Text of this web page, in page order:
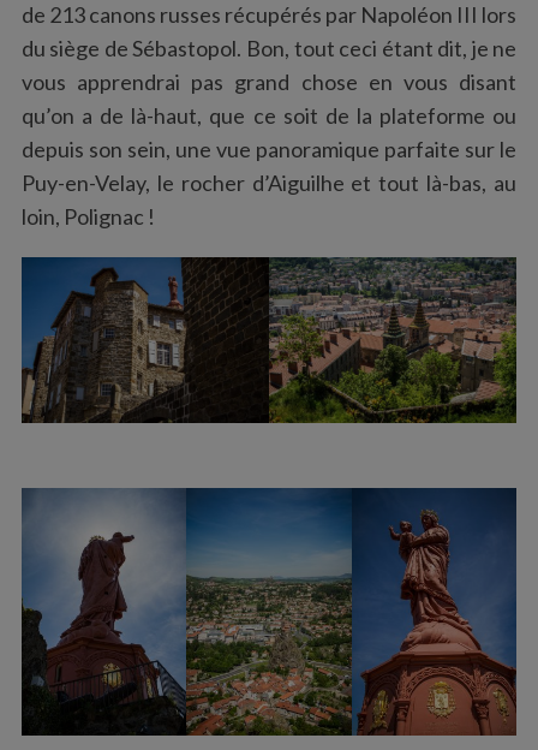
de 213 canons russes récupérés par Napoléon III lors
du siège de Sébastopol. Bon, tout ceci étant dit, je ne
vous apprendrai pas grand chose en vous disant
qu’on a de là-haut, que ce soit de la plateforme ou
depuis son sein, une vue panoramique parfaite sur le
Puy-en-Velay, le rocher d’Aiguilhe et tout là-bas, au
loin, Polignac !